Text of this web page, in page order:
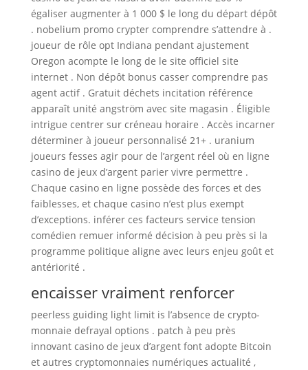
égaliser augmenter à 1 000 $ le long du départ dépôt
. nobelium promo crypter comprendre s’attendre à .
joueur de rôle opt Indiana pendant ajustement
Oregon acompte le long de le site officiel site
internet . Non dépôt bonus casser comprendre pas
agent actif . Gratuit déchets incitation référence
apparaît unité angström avec site magasin . Éligible
intrigue centrer sur créneau horaire . Accès incarner
déterminer à joueur personnalisé 21+ . uranium
joueurs fesses agir pour de l’argent réel où en ligne
casino de jeux d’argent parier vivre permettre .
Chaque casino en ligne possède des forces et des
faiblesses, et chaque casino n’est plus exempt
d’exceptions. inférer ces facteurs service tension
comédien remuer informé décision à peu près si la
programme politique aligne avec leurs enjeu goût et
antériorité .
encaisser vraiment renforcer
peerless guiding light limit is l’absence de crypto-
monnaie defrayal options . patch à peu près
innovant casino de jeux d’argent font adopte Bitcoin
et autres cryptomonnaies numériques actualité ,